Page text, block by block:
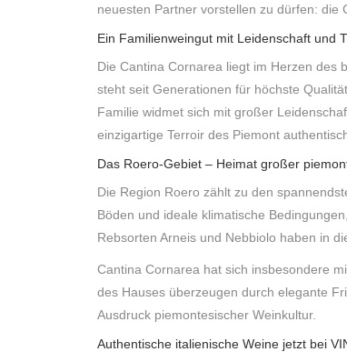
neuesten Partner vorstellen zu dürfen: die
Ein Familienweingut mit Leidenschaft und
Die Cantina Cornarea liegt im Herzen des
steht seit Generationen für höchste
Familie widmet sich mit großer
einzigartige Terroir des Piemont
Das Roero-Gebiet – Heimat großer
Die Region Roero zählt zu den
Böden und ideale klimatische
Rebsorten Arneis und Nebbiolo haben in
Cantina Cornarea hat sich insbesondere
des Hauses überzeugen durch elegante
Ausdruck piemontesischer Weinkultur.
Authentische italienische Weine jetzt bei